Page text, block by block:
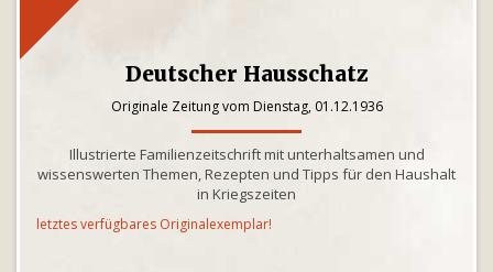
Deutscher Hausschatz
Originale Zeitung vom Dienstag, 01.12.1936
Illustrierte Familienzeitschrift mit unterhaltsamen und
wissenswerten Themen, Rezepten und Tipps für den Haushalt
in Kriegszeiten
letztes verfügbares Originalexemplar!